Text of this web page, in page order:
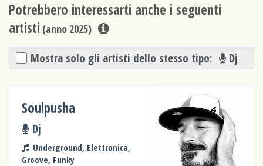
Potrebbero interessarti anche i seguenti
artisti (anno 2025)
Mostra solo gli artisti dello stesso tipo: Dj
Soulpusha
Dj
Underground, Elettronica,
Groove, Funky